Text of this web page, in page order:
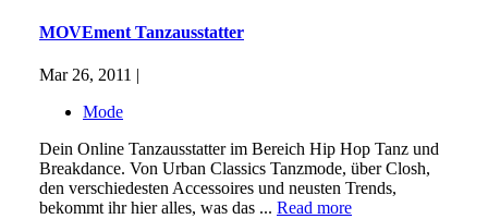
MOVEment Tanzausstatter
Mar 26, 2011 |
Mode
Dein Online Tanzausstatter im Bereich Hip Hop Tanz und
Breakdance. Von Urban Classics Tanzmode, über Closh,
den verschiedesten Accessoires und neusten Trends,
bekommt ihr hier alles, was das ... Read more